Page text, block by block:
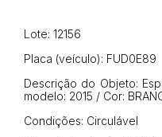
Lote: 12156
Placa (veículo): FUD0E89
Descrição do Objeto:
modelo: 2015 / Cor:
Condições: Circulável